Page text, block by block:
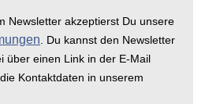
Newsletter akzeptierst Du unsere
. Du kannst den Newsletter
über einen Link in der E-Mail
Kontaktdaten in unserem